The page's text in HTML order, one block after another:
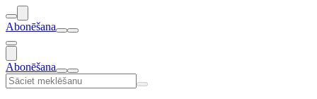
Abonēšana
Abonēšana